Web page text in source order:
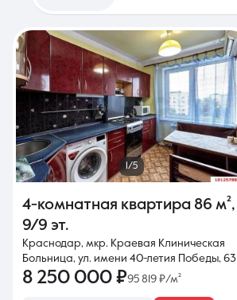
1/5
4-комнатная квартира 86 м²,
9/9 эт.
Краснодар, мкр. Краевая Клиническая
Больница, ул. имени 40-летия Победы, 63
8 250 000 ₽95 819 ₽/м²